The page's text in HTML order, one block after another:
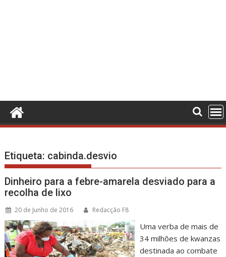
Etiqueta: cabinda.desvio
Dinheiro para a febre-amarela desviado para a
recolha de lixo
20 de Junho de 2016 Redacção F8
Uma verba de mais de
34 milhões de kwanzas
destinada ao combate